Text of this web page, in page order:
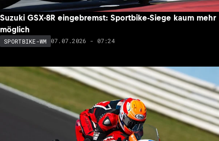
Suzuki GSX-8R eingebremst: Sportbike-Siege kaum mehr
möglich
SPORTBIKE-WM 07.07.2026 - 07:24